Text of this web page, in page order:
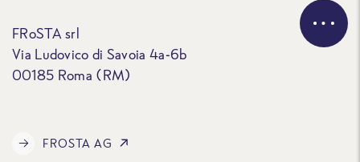
FRoSTA srl
Via Ludovico di Savoia 4a-6b
00185 Roma (RM)
FROSTA AG